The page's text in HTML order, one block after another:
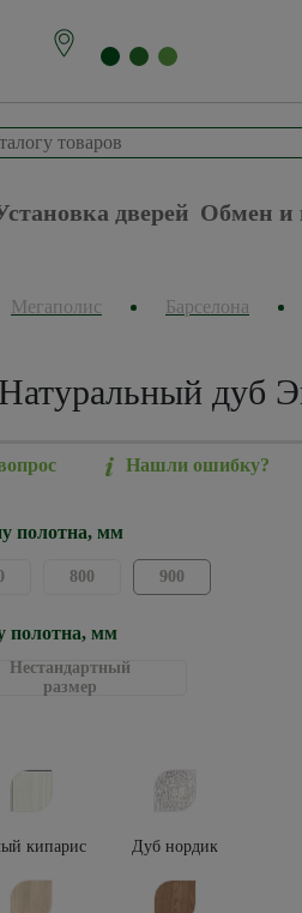
дверей Обмен и
Мегаполис Барселона
дуб
Нашли ошибку?
полотна, мм
800 900
полотна, мм
Нестандартный
размер
кипарис Дуб нордик